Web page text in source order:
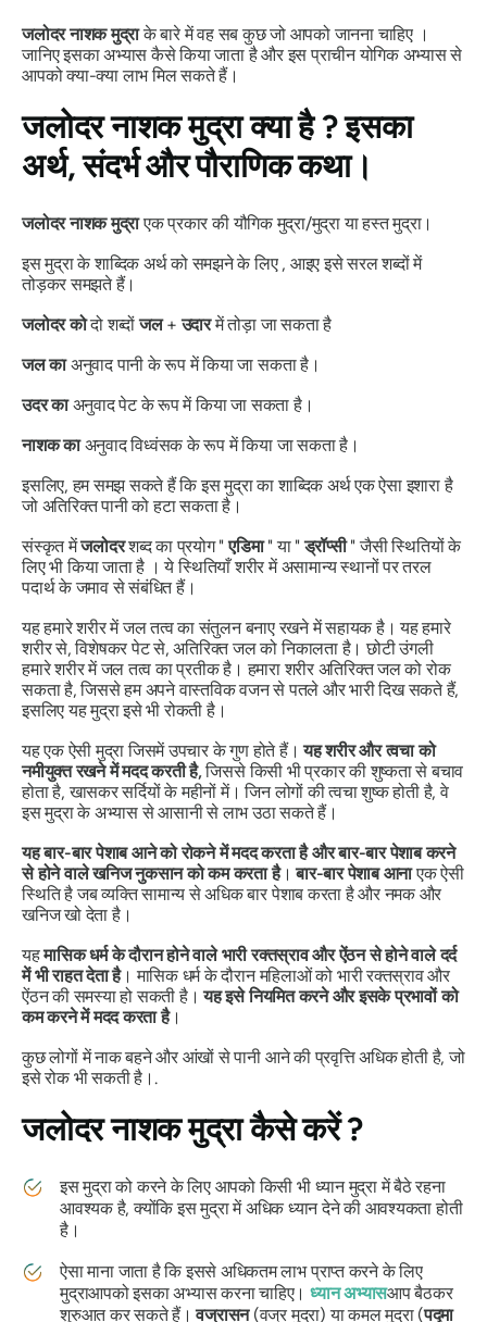
जलोदरनाशकमुद्राके बारे में वह सब कुछ जो आपको जानना चाहिए ।
जानिए इसका अभ्यास कैसे किया जाता है और इस प्राचीन योगिक अभ्यास से
आपको क्या-क्या लाभ मिल सकते हैं।
जलोदरनाशकमुद्राक्या है ? इसका
अर्थ, संदर्भ और पौराणिक कथा।
जलोदरनाशकमुद्राएक प्रकार की यौगिक मुद्रा/मुद्रा याहस्तमुद्रा।
इसमुद्राके शाब्दिक अर्थ को समझने के लिए , आइए इसे सरल शब्दों में
तोड़कर समझते हैं।
जलोदर कोदो शब्दोंजल+उदारमें तोड़ा जा सकता है
जल काअनुवाद पानी के रूप में किया जा सकता है।
उदर काअनुवाद पेट के रूप में किया जा सकता है।
नाशक काअनुवाद विध्वंसक के रूप में किया जा सकता है।
इसलिए, हम समझ सकते हैं कि इसमुद्राका शाब्दिक अर्थ एक ऐसा इशारा है
जो अतिरिक्त पानी को हटा सकता है।
संस्कृतमेंजलोदरशब्द का प्रयोग "एडिमा" या "ड्रॉप्सी" जैसी स्थितियों के
लिए भी किया जाता है । ये स्थितियाँ शरीर में असामान्य स्थानों पर तरल
पदार्थ के जमाव से संबंधित हैं।
यह हमारे शरीर में जल तत्व का संतुलन बनाए रखने में सहायक है। यह हमारे
शरीर से, विशेषकर पेट से, अतिरिक्त जल को निकालता है। छोटी उंगली
हमारे शरीर में जल तत्व का प्रतीक है। हमारा शरीर अतिरिक्त जल को रोक
सकता है, जिससे हम अपने वास्तविक वजन से पतले और भारी दिख सकते हैं,
इसलिए यहमुद्राइसे भी रोकती है।
यह एक ऐसीमुद्राजिसमें उपचार के गुण होते हैं।यह शरीर और त्वचा को
नमीयुक्त रखने में मदद करती है,जिससे किसी भी प्रकार की शुष्कता से बचाव
होता है, खासकर सर्दियों के महीनों में। जिन लोगों की त्वचा शुष्क होती है, वे
इसमुद्रा के अभ्यास से आसानी से लाभ उठा सकते हैं।
यह बार-बार पेशाब आने को रोकने में मदद करता है और बार-बार पेशाब करने
से होने वाले खनिज नुकसान को कम करता है।बार-बार पेशाब आनाएक ऐसी
स्थिति है जब व्यक्ति सामान्य से अधिक बार पेशाब करता है और नमक और
खनिज खो देता है।
यहमासिक धर्म के दौरान होने वाले भारी रक्तस्राव और ऐंठन से होने वाले दर्द
में भी राहत देता है। मासिक धर्म के दौरान महिलाओं को भारी रक्तस्राव और
ऐंठन की समस्या हो सकती है।यह इसे नियमित करने और इसके प्रभावों को
कम करने में मदद करता है।
कुछ लोगों में नाक बहने और आंखों से पानी आने की प्रवृत्ति अधिक होती है, जो
इसे रोक भी सकती है।.
जलोदरनाशकमुद्राकैसे करें ?
इसमुद्राको करने के लिए आपको किसी भी ध्यान मुद्रा में बैठे रहना
आवश्यक है, क्योंकि इसमुद्रा मेंअधिक ध्यान देने की आवश्यकता होती
है।
ऐसा माना जाता है कि इससे अधिकतम लाभ प्राप्त करने के लिए
मुद्राआपको इसका अभ्यास करना चाहिए।ध्यान अभ्यासआप बैठकर
शुरुआत कर सकते हैं।वज्रासन(वज्र मुद्रा) या कमल मुद्रा (पद्मा